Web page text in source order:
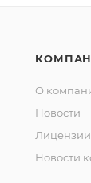
О
Новости
Новости